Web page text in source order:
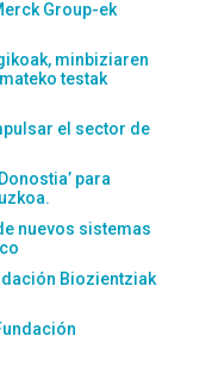
Group-ek
minbiziaren
testak
el sector de
para
nuevos sistemas
Biozientziak